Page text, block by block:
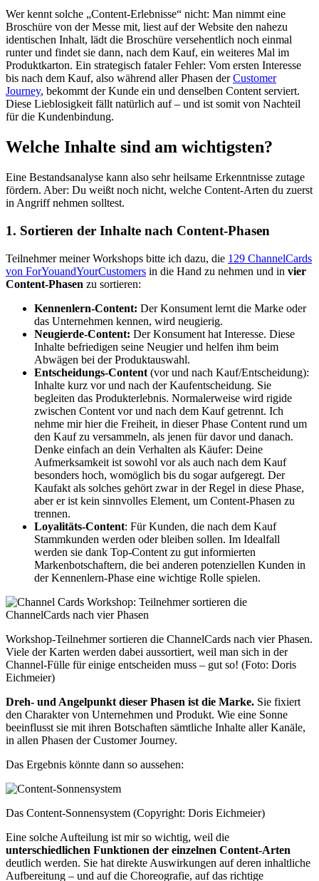
Wer kennt solche „Content-Erlebnisse“ nicht: Man nimmt eine
Broschüre von der Messe mit, liest auf der Website den nahezu
identischen Inhalt, lädt die Broschüre versehentlich noch einmal
runter und findet sie dann, nach dem Kauf, ein weiteres Mal im
Produktkarton. Ein strategisch fataler Fehler: Vom ersten Interesse
bis nach dem Kauf, also während aller Phasen derCustomer
Journey, bekommt der Kunde ein und denselben Content serviert.
Diese Lieblosigkeit fällt natürlich auf – und ist somit von Nachteil
für die Kundenbindung.
Welche Inhalte sind am wichtigsten?
Eine Bestandsanalyse kann also sehr heilsame Erkenntnisse zutage
fördern. Aber: Du weißt noch nicht, welche Content-Arten du zuerst
in Angriff nehmen solltest.
1. Sortieren der Inhalte nach Content-Phasen
Teilnehmer meiner Workshops bitte ich dazu, die 129 ChannelCards
von ForYouandYourCustomers in die Hand zu nehmen und in vier
Content-Phasen zu sortieren:
Kennenlern-Content: Der Konsument lernt die Marke oder
das Unternehmen kennen, wird neugierig.
Neugierde-Content: Der Konsument hat Interesse. Diese
Inhalte befriedigen seine Neugier und helfen ihm beim
Abwägen bei der Produktauswahl.
Entscheidungs-Content (vor und nach Kauf/Entscheidung):
Inhalte kurz vor und nach der Kaufentscheidung. Sie
begleiten das Produkterlebnis. Normalerweise wird rigide
zwischen Content vor und nach dem Kauf getrennt. Ich
nehme mir hier die Freiheit, in dieser Phase Content rund um
den Kauf zu versammeln, als jenen für davor und danach.
Denke einfach an dein Verhalten als Käufer: Deine
Aufmerksamkeit ist sowohl vor als auch nach dem Kauf
besonders hoch, womöglich bis du sogar aufgeregt. Der
Kaufakt als solches gehört zwar in der Regel in diese Phase,
aber er ist kein sinnvolles Element, um Content-Phasen zu
trennen.
Loyalitäts-Content: Für Kunden, die nach dem Kauf
Stammkunden werden oder bleiben sollen. Im Idealfall
werden sie dank Top-Content zu gut informierten
Markenbotschaftern, die bei anderen potenziellen Kunden in
der Kennenlern-Phase eine wichtige Rolle spielen.
Workshop-Teilnehmer sortieren die ChannelCards nach vier Phasen.
Viele der Karten werden dabei aussortiert, weil man sich in der
Channel-Fülle für einige entscheiden muss – gut so! (Foto: Doris
Eichmeier)
Dreh- und Angelpunkt dieser Phasen ist die Marke. Sie fixiert
den Charakter von Unternehmen und Produkt. Wie eine Sonne
beeinflusst sie mit ihren Botschaften sämtliche Inhalte aller Kanäle,
in allen Phasen der Customer Journey.
Das Ergebnis könnte dann so aussehen:
Das Content-Sonnensystem (Copyright: Doris Eichmeier)
Eine solche Aufteilung ist mir so wichtig, weil die
unterschiedlichen Funktionen der einzelnen Content-Arten
deutlich werden. Sie hat direkte Auswirkungen auf deren inhaltliche
Aufbereitung – und auf die Choreografie, auf das richtige